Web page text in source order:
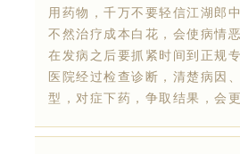
用药物，千万不要轻信江湖郎
不然治疗成本白花，会使病情
在发病之后要抓紧时间到正规
医院经过检查诊断，清楚病因
型，对症下药，争取结果，会更